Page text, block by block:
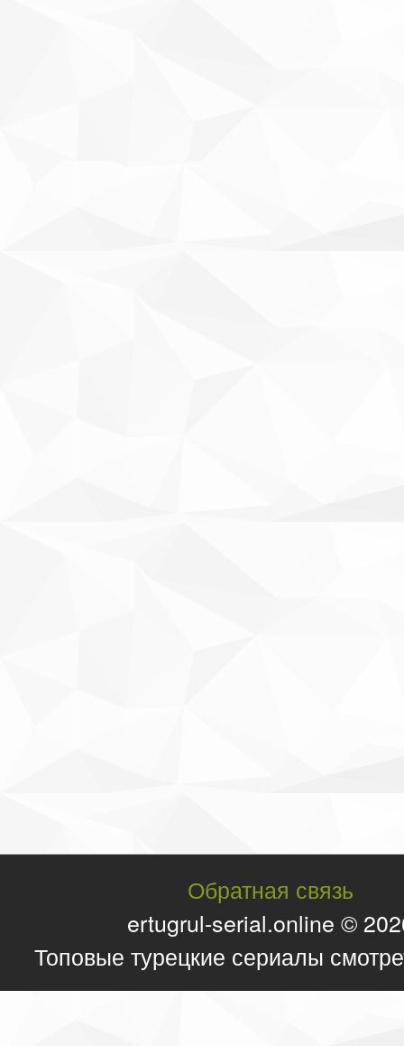
Обратная связь
ertugrul-serial.online ©
Топовые турецкие сериалы